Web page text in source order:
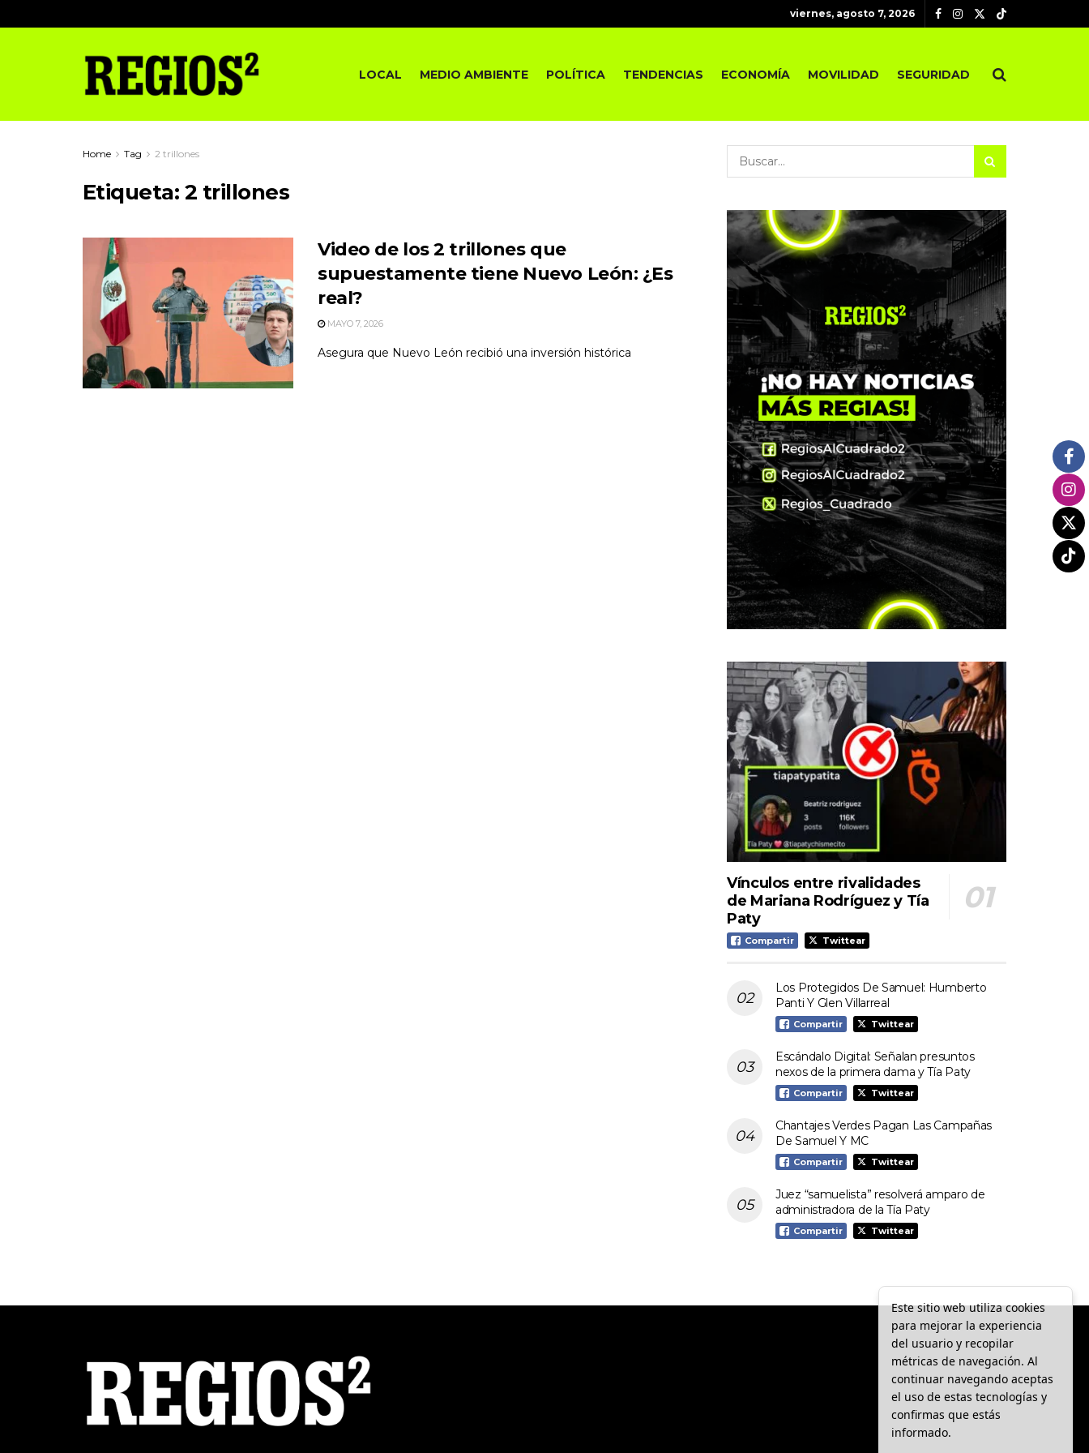
viernes, agosto 7, 2026
LOCAL MEDIO AMBIENTE POLÍTICA TENDENCIAS ECONOMÍA MOVILIDAD SEGURIDAD
Home Tag 2 trillones
Etiqueta: 2 trillones
Video de los 2 trillones que
supuestamente tiene Nuevo León: ¿Es
real?
MAYO 7, 2026
Asegura que Nuevo León recibió una inversión histórica
Vínculos entre rivalidades
de Mariana Rodríguez y Tía
Paty
Compartir Twittear
Los Protegidos De Samuel: Humberto
Panti Y Glen Villarreal
Compartir Twittear
Escándalo Digital: Señalan presuntos
nexos de la primera dama y Tía Paty
Compartir Twittear
Chantajes Verdes Pagan Las Campañas
De Samuel Y MC
Compartir Twittear
Juez “samuelista” resolverá amparo de
administradora de la Tía Paty
Compartir Twittear
Este sitio web utiliza cookies
para mejorar la experiencia
del usuario y recopilar
métricas de navegación. Al
continuar navegando aceptas
el uso de estas tecnologías y
confirmas que estás
informado.